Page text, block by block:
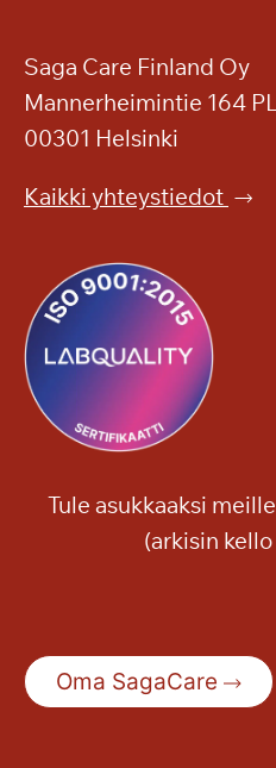
Saga Care Finland Oy
Mannerheimintie 164
00301 Helsinki
Kaikki yhteystiedot
Tule asukkaaksi
(arkisin
Oma SagaCare